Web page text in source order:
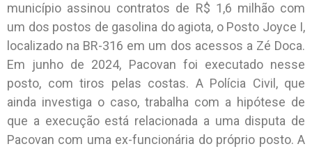
município assinou contratos de R$ 1,6 milhão com
um dos postos de gasolina do agiota, o Posto Joyce I,
localizado na BR-316 em um dos acessos a Zé Doca.
Em junho de 2024, Pacovan foi executado nesse
posto, com tiros pelas costas. A Polícia Civil, que
ainda investiga o caso, trabalha com a hipótese de
que a execução está relacionada a uma disputa de
Pacovan com uma ex-funcionária do próprio posto. A